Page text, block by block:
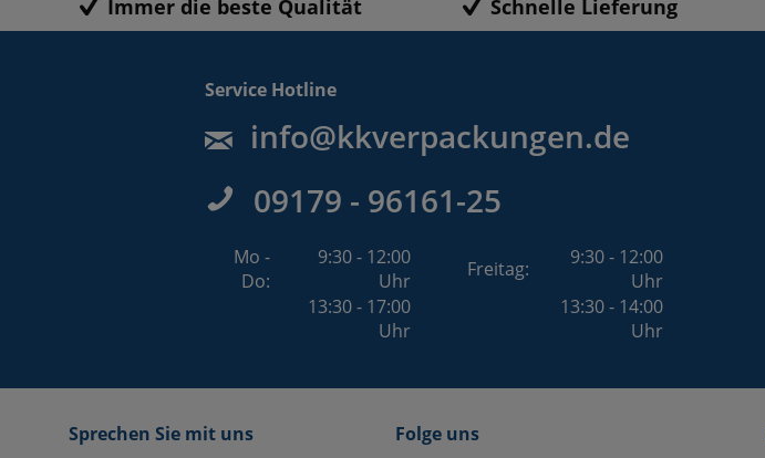
Immer die beste Qualität Schnelle Lieferung
Service Hotline
info@kkverpackungen.de
09179 - 96161-25
Mo -
Do:
9:30 - 12:00
Uhr
Freitag:
9:30 - 12:00
Uhr
13:30 - 17:00
Uhr
13:30 - 14:00
Uhr
Sprechen Sie mit uns
Folge uns